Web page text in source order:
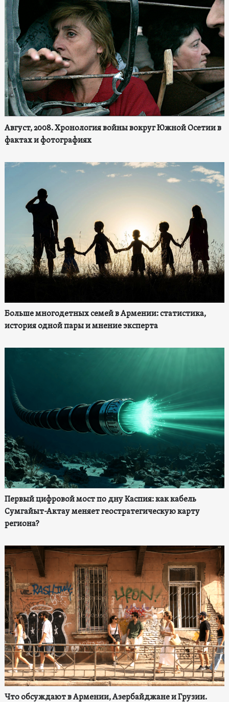
Август, 2008. Хронология войны вокруг Южной Осетии в
фактах и фотографиях
Больше многодетных семей в Армении: статистика,
история одной пары и мнение эксперта
Первый цифровой мост по дну Каспия: как кабель
Сумгайыт-Актау меняет геостратегическую карту
региона?
Что обсуждают в Армении, Азербайджане и Грузии.